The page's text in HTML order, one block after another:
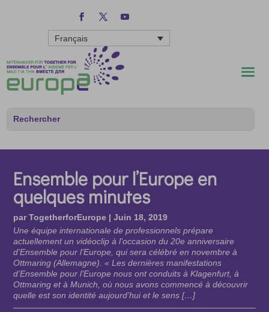
Français
Ensemble pour l’Europe en
quelques minutes
parTogetherforEurope |Juin 18, 2019
Une équipe internationale de professionnels prépare
actuellement un vidéoclip à l’occasion du 20e anniversaire
d’Ensemble pour l’Europe, qui sera célébré en novembre à
Ottmaring (Allemagne). « Les dernières manifestations
d’Ensemble pour l’Europe nous ont conduits à Klagenfurt, à
Ottmaring et à Munich, où nous avons commencé à découvrir
quelle est son identité aujourd’hui et le sens […]